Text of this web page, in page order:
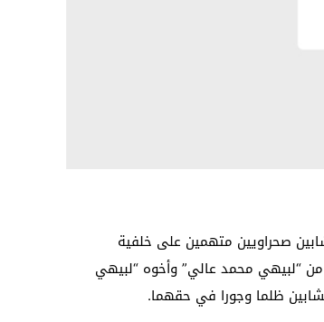
صحراويين متهمين على خلفية
من “لبيهي محمد عالي” وأخوه “لبيهي
ظلما وجورا في حقهما.